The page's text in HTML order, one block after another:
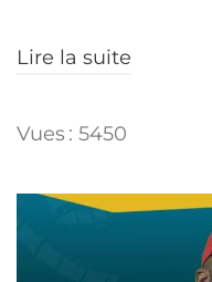
Lire la suite
Vues : 5450